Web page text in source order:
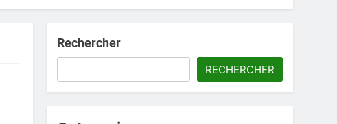
Rechercher
RECHERCHER